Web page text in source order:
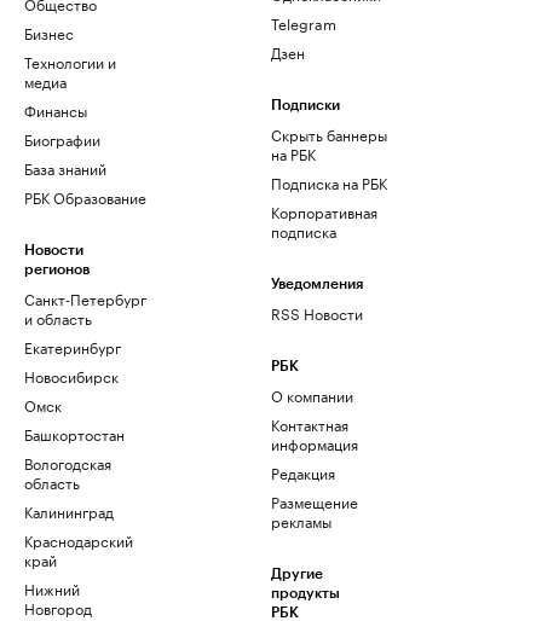
Бизнес
Технологии и
медиа
Финансы
Биографии
База знаний
РБК Образование
Новости
регионов
Санкт-Петербург
и область
Екатеринбург
Новосибирск
Омск
Башкортостан
Вологодская
область
Калининград
Краснодарский
край
Нижний
Новгород
Telegram
Дзен
Подписки
Скрыть баннеры
на РБК
Подписка на РБК
Корпоративная
подписка
Уведомления
RSS Новости
РБК
О компании
Контактная
информация
Редакция
Размещение
рекламы
Другие
продукты
РБК